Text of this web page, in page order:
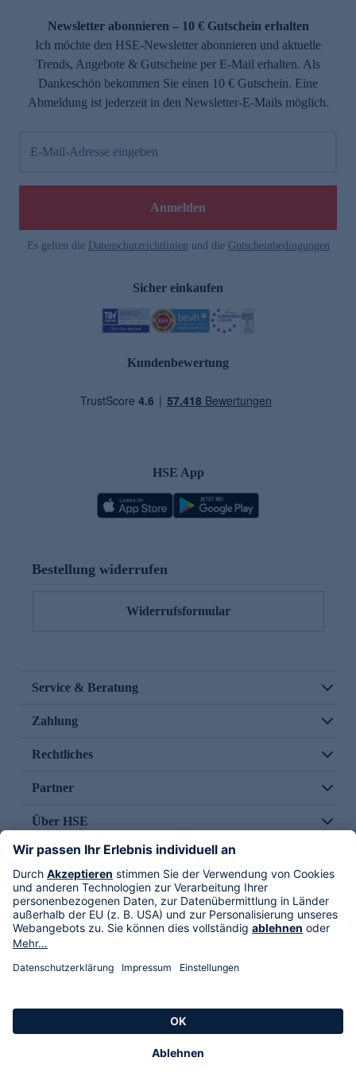
Newsletter abonnieren – 10 € Gutschein erhalten
Ich möchte den HSE-Newsletter abonnieren und aktuelle
Trends, Angebote & Gutscheine per E-Mail erhalten. Als
Dankeschön bekommen Sie einen 10 € Gutschein. Eine
Abmeldung ist jederzeit in den Newsletter-E-Mails möglich.
E-Mail-Adresse eingeben
Anmelden
Es gelten die Datenschutzrichtlinien und die Gutscheinbedingungen
Sicher einkaufen
Kundenbewertung
HSE App
Bestellung widerrufen
Widerrufsformular
Service & Beratung
Zahlung
Rechtliches
Partner
Über HSE
Im TV
HSE International